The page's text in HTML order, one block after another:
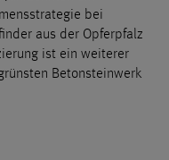
bei
aus der Opferpfalz
ist ein weiterer
Betonsteinwerk